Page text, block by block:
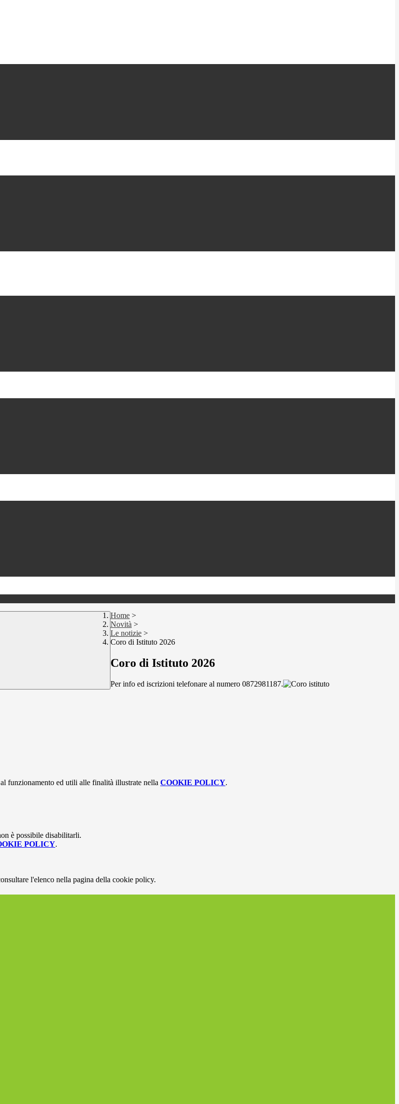
Home >
Novità >
Le notizie >
Coro di Istituto 2026
Coro di Istituto 2026
Per info ed iscrizioni telefonare al numero 0872981187.
funzionamento ed utili alle finalità illustrate nella COOKIE POLICY.
è possibile disabilitarli.
POLICY.
l'elenco nella pagina della cookie policy.